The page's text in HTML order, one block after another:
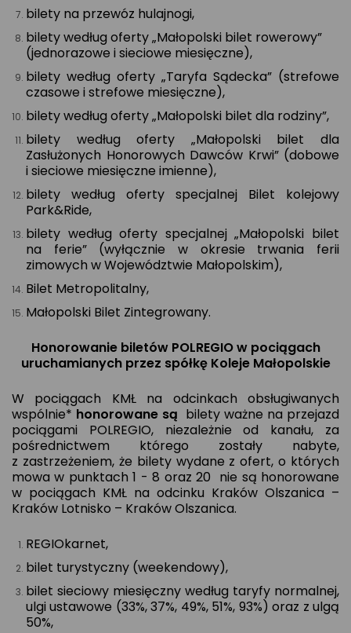
bilety na przewóz hulajnogi,
bilety według oferty „Małopolski bilet rowerowy”
(jednorazowe i sieciowe miesięczne),
bilety według oferty „Taryfa Sądecka” (strefowe
czasowe i strefowe miesięczne),
bilety według oferty „Małopolski bilet dla rodziny”,
bilety według oferty „Małopolski bilet dla
Zasłużonych Honorowych Dawców Krwi” (dobowe
i sieciowe miesięczne imienne),
bilety według oferty specjalnej Bilet kolejowy
Park&Ride,
bilety według oferty specjalnej „Małopolski bilet
na ferie” (wyłącznie w okresie trwania ferii
zimowych w Województwie Małopolskim),
Bilet Metropolitalny,
Małopolski Bilet Zintegrowany.
Honorowanie biletów POLREGIO w pociągach
uruchamianych przez spółkę Koleje Małopolskie
W pociągach KMŁ na odcinkach obsługiwanych
wspólnie* honorowane są bilety ważne na przejazd
pociągami POLREGIO, niezależnie od kanału, za
pośrednictwem którego zostały nabyte,
z zastrzeżeniem, że bilety wydane z ofert, o których
mowa w punktach 1 - 8 oraz 20 nie są honorowane
w pociągach KMŁ na odcinku Kraków Olszanica –
Kraków Lotnisko – Kraków Olszanica.
REGIOkarnet,
bilet turystyczny (weekendowy),
bilet sieciowy miesięczny według taryfy normalnej,
ulgi ustawowe (33%, 37%, 49%, 51%, 93%) oraz z ulgą
50%,